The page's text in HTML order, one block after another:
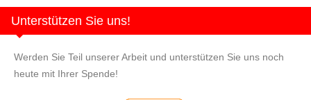
Unterstützen Sie uns!
Werden Sie Teil unserer Arbeit und unterstützen Sie uns noch
heute mit Ihrer Spende!